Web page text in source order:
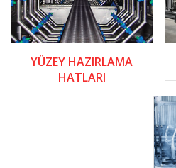
YÜZEY HAZIRLAMA
HATLARI